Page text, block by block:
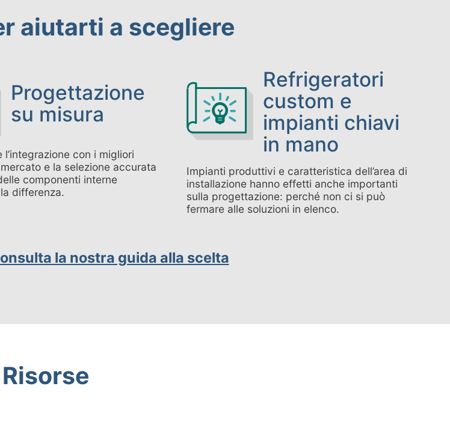
aiutarti a scegliere
Progettazione
su misura
l’integrazione con i migliori
e la selezione accurata
componenti interne
differenza.
Refrigeratori
custom e
impianti chiavi
in mano
Impianti produttivi e caratteristica dell’area di
installazione hanno effetti anche importanti
sulla progettazione: perché non ci si può
fermare alle soluzioni in elenco.
la nostra guida alla scelta
Risorse